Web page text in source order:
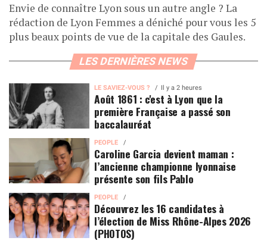
Envie de connaître Lyon sous un autre angle ? La
rédaction de Lyon Femmes a déniché pour vous les 5
plus beaux points de vue de la capitale des Gaules.
LES DERNIÈRES NEWS
LE SAVIEZ-VOUS ? Il y a 2 heures
Août 1861 : c'est à Lyon que la
première Française a passé son
baccalauréat
PEOPLE
Caroline Garcia devient maman :
l’ancienne championne lyonnaise
présente son fils Pablo
PEOPLE
Découvrez les 16 candidates à
l’élection de Miss Rhône-Alpes 2026
(PHOTOS)